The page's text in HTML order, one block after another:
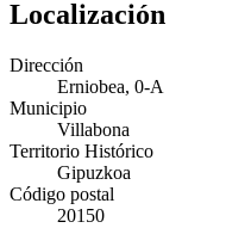
Localización
Dirección
Erniobea, 0-A
Municipio
Villabona
Territorio Histórico
Gipuzkoa
Código postal
20150